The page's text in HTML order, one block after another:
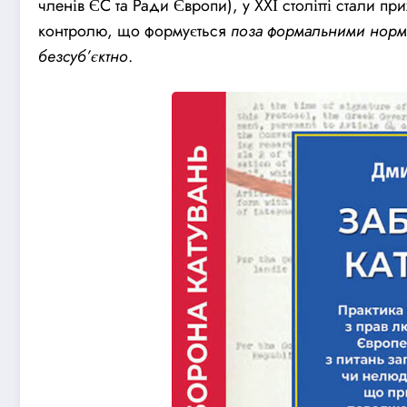
членів ЄС та Ради Європи), у ХХІ столітті стали
контролю, що формується поза формальними
безсуб’єктно.